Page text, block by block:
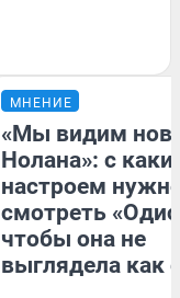
МНЕНИЕ
«Мы видим
Нолана»: с
настроем
смотреть
чтобы она не
выглядела как